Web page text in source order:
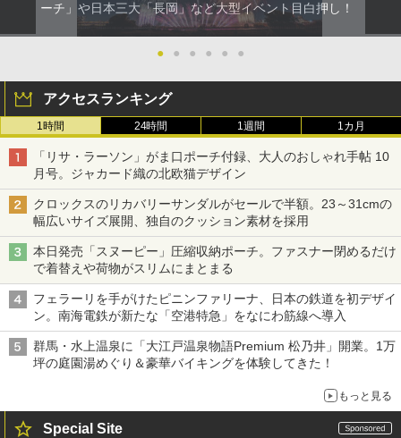
ーチ」や日本三大「長岡」など大型イベント目白押し！
● ● ● ● ● ●
アクセスランキング
1時間 24時間 1週間 1カ月
「リサ・ラーソン」がま口ポーチ付録、大人のおしゃれ手帖 10
月号。ジャカード織の北欧猫デザイン
クロックスのリカバリーサンダルがセールで半額。23～31cmの
幅広いサイズ展開、独自のクッション素材を採用
本日発売「スヌーピー」圧縮収納ポーチ。ファスナー閉めるだけ
で着替えや荷物がスリムにまとまる
フェラーリを手がけたピニンファリーナ、日本の鉄道を初デザイ
ン。南海電鉄が新たな「空港特急」をなにわ筋線へ導入
群馬・水上温泉に「大江戸温泉物語Premium 松乃井」開業。1万
坪の庭園湯めぐり＆豪華バイキングを体験してきた！
もっと見る
Special Site